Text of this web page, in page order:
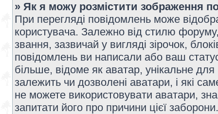
» Як я можу розмістити зображення
При перегляді повідомлень може
користувача. Залежно від стилю
звання, зазвичай у вигляді зірочок,
повідомлень ви написали або ваш
більше, відоме як аватар, унікальне
залежить чи дозволені аватари, і які
не можете використовувати аватари,
запитати його про причини цієї заборони.